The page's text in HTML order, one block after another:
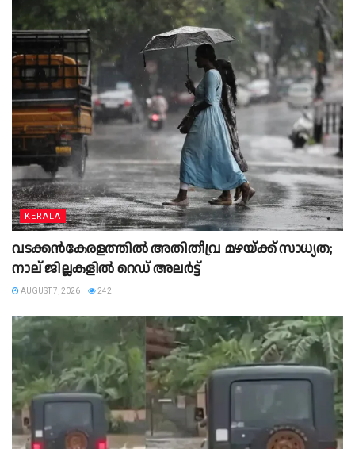
KERALA
വടക്കൻകേരളത്തിൽ അതിതീവ്ര മഴയ്ക്ക് സാധ്യത;
നാല് ജില്ലകളിൽ റെഡ് അലർട്ട്
AUGUST 7, 2026 242